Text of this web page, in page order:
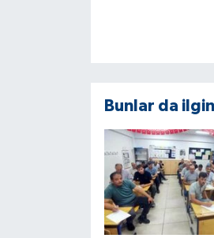
Bunlar da
ÜLKE GÜNDEMİ